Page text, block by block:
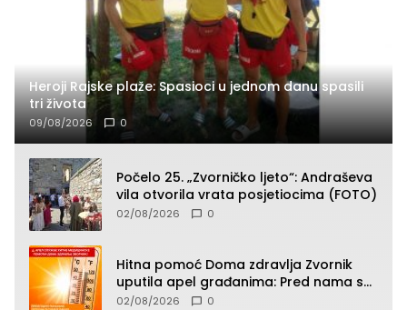
Heroji Rajske plaže: Spasioci u jednom danu spasili
tri života
09/08/2026 0
Počelo 25. „Zvorničko ljeto“: Andraševa
vila otvorila vrata posjetiocima (FOTO)
02/08/2026 0
Hitna pomoć Doma zdravlja Zvornik
uputila apel građanima: Pred nama su
temperature do 40°C, oprez zbog
02/08/2026 0